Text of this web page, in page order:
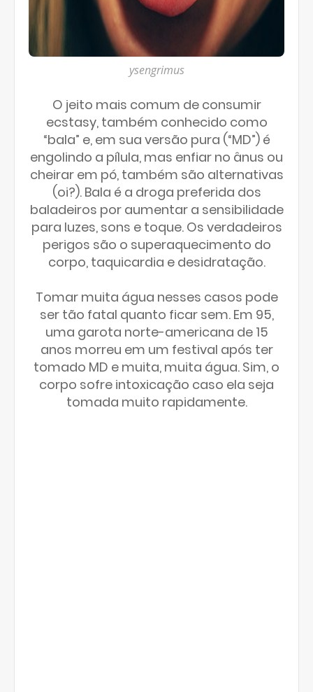
ysengrimus
O jeito mais comum de consumir
ecstasy, também conhecido como
“bala” e, em sua versão pura (“MD”) é
engolindo a pílula, mas enfiar no ânus ou
cheirar em pó, também são alternativas
(oi?). Bala é a droga preferida dos
baladeiros por aumentar a sensibilidade
para luzes, sons e toque. Os verdadeiros
perigos são o superaquecimento do
corpo, taquicardia e desidratação.
Tomar muita água nesses casos pode
ser tão fatal quanto ficar sem. Em 95,
uma garota norte-americana de 15
anos morreu em um festival após ter
tomado MD e muita, muita água. Sim, o
corpo sofre intoxicação caso ela seja
tomada muito rapidamente.